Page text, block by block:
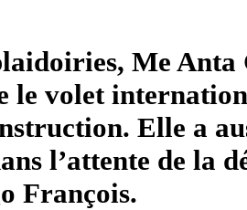
Me
le volet
Elle a
l’attente de la
François.